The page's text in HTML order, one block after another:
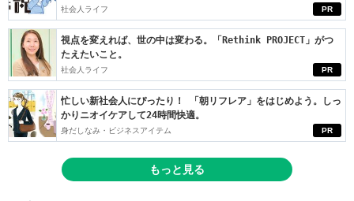
PR
社会人ライフ
PR
視点を変えれば、世の中は変わる。「Rethink PROJECT」がつ
たえたいこと。
社会人ライフ
PR
忙しい新社会人にぴったり！ 「朝リフレア」をはじめよう。しっ
かりニオイケアして24時間快適。
身だしなみ・ビジネスアイテム
もっと見る